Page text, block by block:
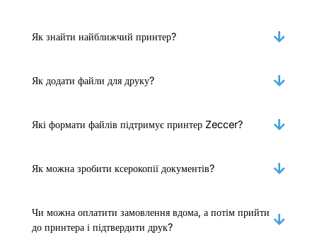
Як знайти найближчий принтер?
Як додати файли для друку?
Які формати файлів підтримує принтер Zeccer?
Як можна зробити ксерокопії документів?
Чи можна оплатити замовлення вдома, а потім прийти
до принтера і підтвердити друк?